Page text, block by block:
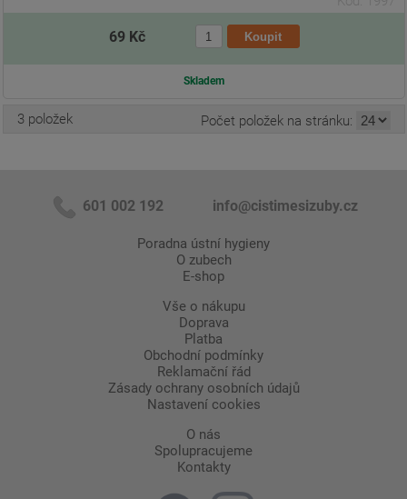
69 Kč
Skladem
3 položek Počet položek na stránku:
601 002 192 info@cistimesizuby.cz
Poradna ústní hygieny
O zubech
E-shop
Vše o nákupu
Doprava
Platba
Obchodní podmínky
Reklamační řád
Zásady ochrany osobních údajů
Nastavení cookies
O nás
Spolupracujeme
Kontakty